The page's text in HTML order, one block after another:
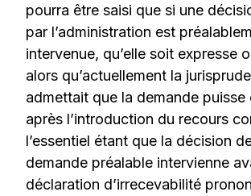
pourra être saisi que si une
par l’administration est
intervenue, qu’elle soit expresse
alors qu’actuellement la
admettait que la demande puisse
après l’introduction du recours
l’essentiel étant que la décision
demande préalable intervienne
déclaration d’irrecevabilité